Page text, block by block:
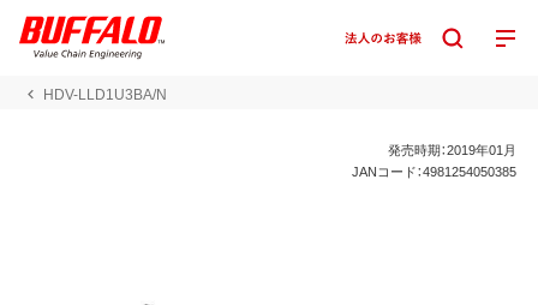
HDV-LLD1U3BA/N
発売時期：2019年01月
JANコード：4981254050385